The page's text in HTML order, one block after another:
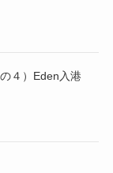
４）Eden入港